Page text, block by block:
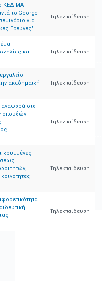
ΚΕΔΙΜΑ
το George
για
Έρευνες"
Τηλεκπαίδευση
και
Τηλεκπαίδευση
ακαδημαϊκή
Τηλεκπαίδευση
αναφορά στο
σπουδών
Τηλεκπαίδευση
κρυμμένες
Τηλεκπαίδευση
Τηλεκπαίδευση